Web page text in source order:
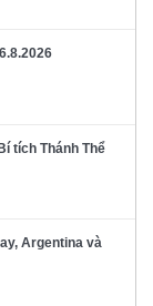
tích Thánh Thể
Argentina và